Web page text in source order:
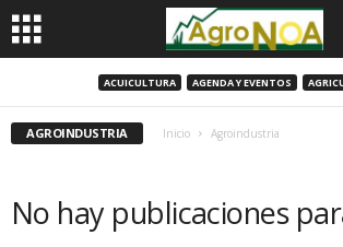
ACUICULTURA AGENDA Y EVENTOS
AGROINDUSTRIA Inicio Agroindustria
No hay publicaciones